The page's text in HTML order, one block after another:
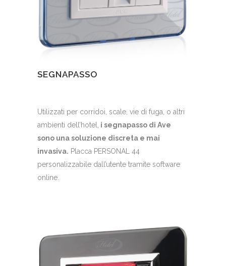
SEGNAPASSO
Utilizzati per corridoi, scale, vie di fuga, o altri
ambienti dell’hotel,
i segnapasso di Ave
sono una soluzione discreta e mai
invasiva. Placca PERSONAL 44
personalizzabile dall’utente tramite software
online.